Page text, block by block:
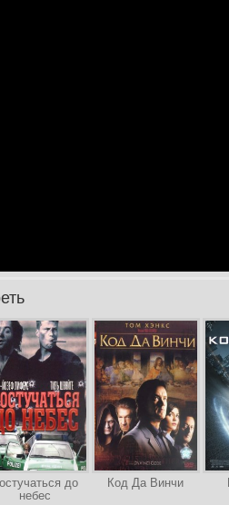
до
небес
Код Да Винчи